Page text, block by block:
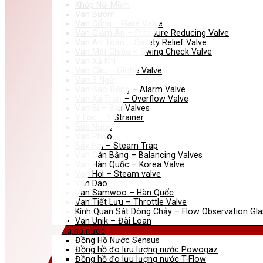
Khớp Nối Mềm
Van Bướm
Van Cổng – Gate Valve
Van Giảm Áp – Pressure Reducing Valve
Van An Toàn – Safety Relief Valve
Van Một Chiều – Swing Check Valve
Van Cầu – Globe Valve
Van Báo Động – Alarm Valve
Van Xả Tràn – Overflow Valve
Van Bi – Ball Valves
Y Lọc – Y Strainer
Búa Nước
Van Phao
Bẫy Hơi – Steam Trap
Van Cân Bằng – Balancing Valves
Van Hàn Quốc – Korea Valve
Van Hơi – Steam valve
Van Dao
Van Samwoo – Hàn Quốc
Van Tiết Lưu – Throttle Valve
Kính Quan Sát Dòng Chảy – Flow Observation
Van Unik – Đài Loan
Đồng hồ nước
Đồng Hồ Nước Sensus
Đồng hồ đo lưu lượng nước Powogaz
Đồng hồ đo lưu lượng nước T-Flow